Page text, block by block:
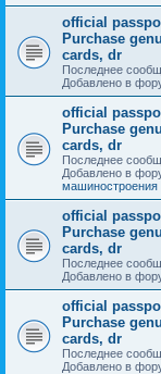
official
Purchase
cards, dr
Последнее
Добавлено в
official
Purchase
cards, dr
Последнее
Добавлено в
машиностроения
official
Purchase
cards, dr
Последнее
Добавлено в
official
Purchase
cards, dr
Последнее
Добавлено в